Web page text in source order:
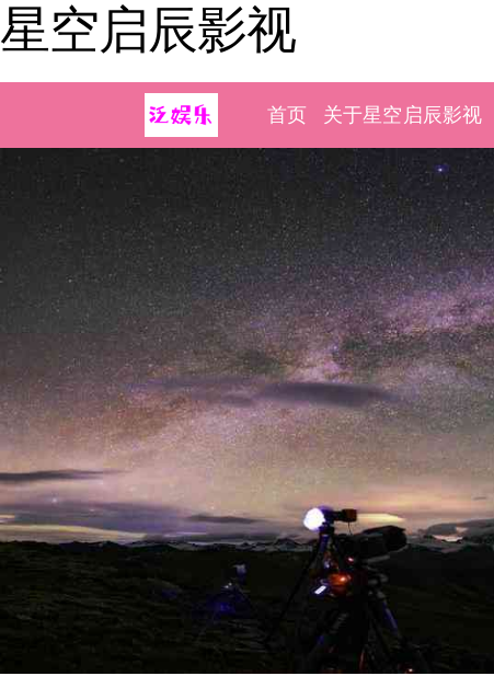
星空启辰影视
首页 关于星空启辰影视